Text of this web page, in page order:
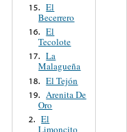
15. El
Becerrero
16. El
Tecolote
17. La
Malagueña
18. El Tejón
19. Arenita De
Oro
2. El
Limoncito